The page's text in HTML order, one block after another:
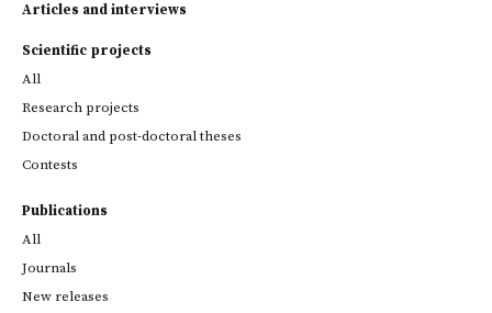
Articles and interviews
Scientific projects
All
Research projects
Doctoral and post-doctoral theses
Contests
Publications
All
Journals
New releases